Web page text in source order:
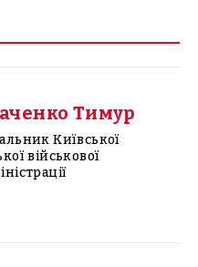
Тимур
Київської
військової